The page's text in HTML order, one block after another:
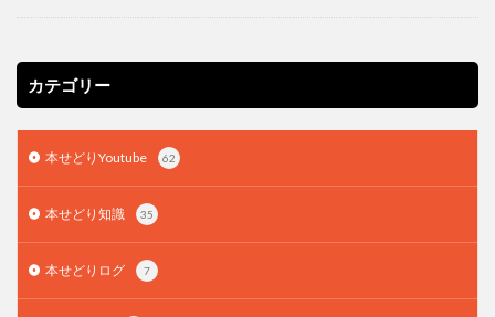
カテゴリー
本せどりYoutube 62
本せどり知識 35
本せどりログ 7